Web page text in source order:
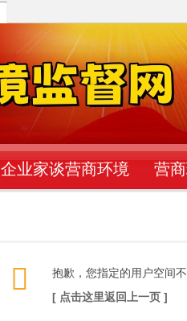
企业家谈营商环境 营
抱歉，您指定的用户空间
[ 点击这里返回上一页 ]